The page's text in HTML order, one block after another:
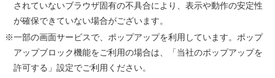
されていないブラウザ固有の不具合により、表示や動作の安定性
が確保できていない場合がございます。
※一部の画面サービスで、ポップアップを利用しています。ポップ
アップブロック機能をご利用の場合は、「当社のポップアップを
許可する」設定でご利用ください。